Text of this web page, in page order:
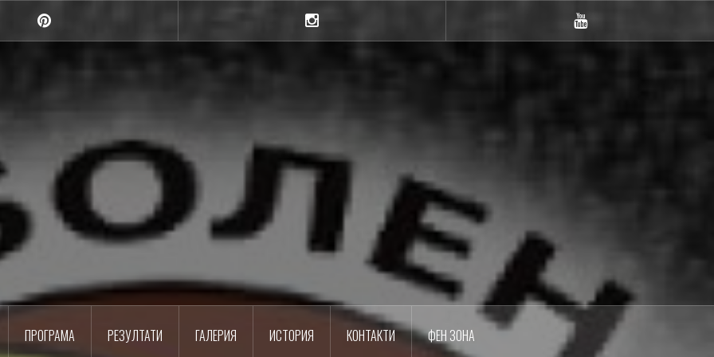
Шумен
Баскетболен клуб
ПРОГРАМА РЕЗУЛТАТИ ГАЛЕРИЯ ИСТОРИЯ КОНТАКТИ ФЕН ЗОНА